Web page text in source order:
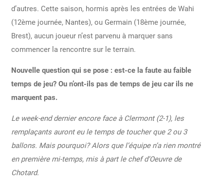
d’autres. Cette saison, hormis après les entrées de Wahi
(12ème journée, Nantes), ou Germain (18ème journée,
Brest), aucun joueur n’est parvenu à marquer sans
commencer la rencontre sur le terrain.
Nouvelle question qui se pose : est-ce la faute au faible
temps de jeu? Ou n’ont-ils pas de temps de jeu car ils ne
marquent pas.
Le week-end dernier encore face à Clermont (2-1), les
remplaçants auront eu le temps de toucher que 2 ou 3
ballons. Mais pourquoi? Alors que l’équipe n’a rien montré
en première mi-temps, mis à part le chef d’Oeuvre de
Chotard.